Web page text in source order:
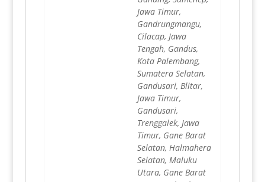
Jawa Timur,
Gandrungmangu,
Cilacap, Jawa
Tengah, Gandus,
Kota Palembang,
Sumatera Selatan,
Gandusari, Blitar,
Jawa Timur,
Gandusari,
Trenggalek, Jawa
Timur, Gane Barat
Selatan, Halmahera
Selatan, Maluku
Utara, Gane Barat